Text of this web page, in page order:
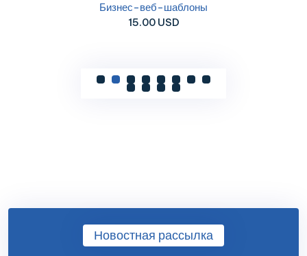
Бизнес-веб-шаблоны
15.00 USD
Новостная рассылка